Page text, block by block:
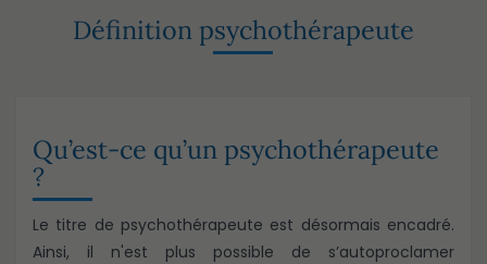
Définition psychothérapeute
Qu’est-ce qu’un psychothérapeute
?
Le titre de psychothérapeute est désormais encadré.
Ainsi, il n'est plus possible de s’autoproclamer